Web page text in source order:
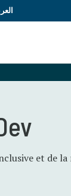
et de